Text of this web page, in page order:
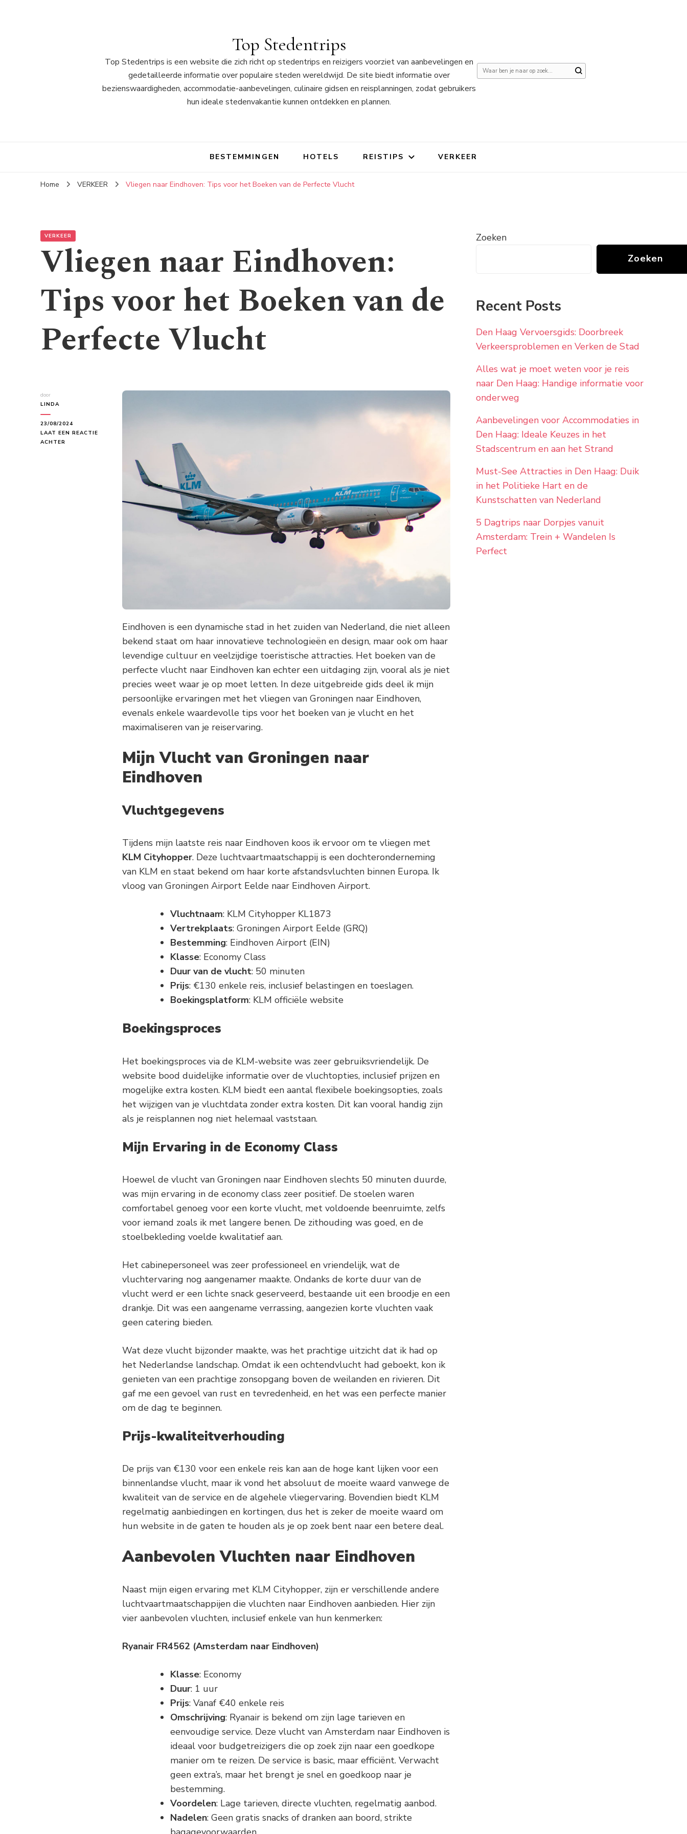
Top Stedentrips
Top Stedentrips is een website die zich richt op stedentrips en reizigers voorziet van aanbevelingen en
gedetailleerde informatie over populaire steden wereldwijd. De site biedt informatie over
bezienswaardigheden, accommodatie-aanbevelingen, culinaire gidsen en reisplanningen, zodat gebruikers
hun ideale stedenvakantie kunnen ontdekken en plannen.
Op
BESTEMMINGEN HOTELS REISTIPS VERKEER
Home VERKEER Vliegen naar Eindhoven: Tips voor het Boeken van de Perfecte Vlucht
VERKEER
Vliegen naar Eindhoven:
Tips voor het Boeken van de
Perfecte Vlucht
door
LINDA
23/08/2024
LAAT EEN REACTIE
ACHTER
Eindhoven is een dynamische stad in het zuiden van Nederland, die niet alleen
bekend staat om haar innovatieve technologieën en design, maar ook om haar
levendige cultuur en veelzijdige toeristische attracties. Het boeken van de
perfecte vlucht naar Eindhoven kan echter een uitdaging zijn, vooral als je niet
precies weet waar je op moet letten. In deze uitgebreide gids deel ik mijn
persoonlijke ervaringen met het vliegen van Groningen naar Eindhoven,
evenals enkele waardevolle tips voor het boeken van je vlucht en het
maximaliseren van je reiservaring.
Mijn Vlucht van Groningen naar
Eindhoven
Vluchtgegevens
Tijdens mijn laatste reis naar Eindhoven koos ik ervoor om te vliegen met
KLM Cityhopper. Deze luchtvaartmaatschappij is een dochteronderneming
van KLM en staat bekend om haar korte afstandsvluchten binnen Europa. Ik
vloog van Groningen Airport Eelde naar Eindhoven Airport.
Vluchtnaam: KLM Cityhopper KL1873
Vertrekplaats: Groningen Airport Eelde (GRQ)
Bestemming: Eindhoven Airport (EIN)
Klasse: Economy Class
Duur van de vlucht: 50 minuten
Prijs: €130 enkele reis, inclusief belastingen en toeslagen.
Boekingsplatform: KLM officiële website
Boekingsproces
Het boekingsproces via de KLM-website was zeer gebruiksvriendelijk. De
website bood duidelijke informatie over de vluchtopties, inclusief prijzen en
mogelijke extra kosten. KLM biedt een aantal flexibele boekingsopties, zoals
het wijzigen van je vluchtdata zonder extra kosten. Dit kan vooral handig zijn
als je reisplannen nog niet helemaal vaststaan.
Mijn Ervaring in de Economy Class
Hoewel de vlucht van Groningen naar Eindhoven slechts 50 minuten duurde,
was mijn ervaring in de economy class zeer positief. De stoelen waren
comfortabel genoeg voor een korte vlucht, met voldoende beenruimte, zelfs
voor iemand zoals ik met langere benen. De zithouding was goed, en de
stoelbekleding voelde kwalitatief aan.
Het cabinepersoneel was zeer professioneel en vriendelijk, wat de
vluchtervaring nog aangenamer maakte. Ondanks de korte duur van de
vlucht werd er een lichte snack geserveerd, bestaande uit een broodje en een
drankje. Dit was een aangename verrassing, aangezien korte vluchten vaak
geen catering bieden.
Wat deze vlucht bijzonder maakte, was het prachtige uitzicht dat ik had op
het Nederlandse landschap. Omdat ik een ochtendvlucht had geboekt, kon ik
genieten van een prachtige zonsopgang boven de weilanden en rivieren. Dit
gaf me een gevoel van rust en tevredenheid, en het was een perfecte manier
om de dag te beginnen.
Prijs-kwaliteitverhouding
De prijs van €130 voor een enkele reis kan aan de hoge kant lijken voor een
binnenlandse vlucht, maar ik vond het absoluut de moeite waard vanwege de
kwaliteit van de service en de algehele vliegervaring. Bovendien biedt KLM
regelmatig aanbiedingen en kortingen, dus het is zeker de moeite waard om
hun website in de gaten te houden als je op zoek bent naar een betere deal.
Aanbevolen Vluchten naar Eindhoven
Naast mijn eigen ervaring met KLM Cityhopper, zijn er verschillende andere
luchtvaartmaatschappijen die vluchten naar Eindhoven aanbieden. Hier zijn
vier aanbevolen vluchten, inclusief enkele van hun kenmerken:
Ryanair FR4562 (Amsterdam naar Eindhoven)
Klasse: Economy
Duur: 1 uur
Prijs: Vanaf €40 enkele reis
Omschrijving: Ryanair is bekend om zijn lage tarieven en
eenvoudige service. Deze vlucht van Amsterdam naar Eindhoven is
ideaal voor budgetreizigers die op zoek zijn naar een goedkope
manier om te reizen. De service is basic, maar efficiënt. Verwacht
geen extra’s, maar het brengt je snel en goedkoop naar je
bestemming.
Voordelen: Lage tarieven, directe vluchten, regelmatig aanbod.
Nadelen: Geen gratis snacks of dranken aan boord, strikte
Zoeken
Zoeken
Recent Posts
Den Haag Vervoersgids: Doorbreek
Verkeersproblemen en Verken de Stad
Alles wat je moet weten voor je reis
naar Den Haag: Handige informatie voor
onderweg
Aanbevelingen voor Accommodaties in
Den Haag: Ideale Keuzes in het
Stadscentrum en aan het Strand
Must-See Attracties in Den Haag: Duik
in het Politieke Hart en de
Kunstschatten van Nederland
5 Dagtrips naar Dorpjes vanuit
Amsterdam: Trein + Wandelen Is
Perfect